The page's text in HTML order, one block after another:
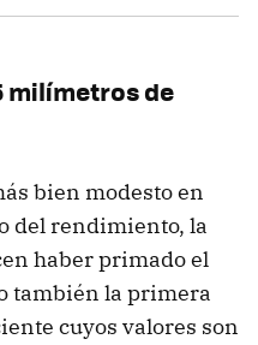
milímetros de
bien modesto en
del rendimiento, la
haber primado el
también la primera
cuyos valores son